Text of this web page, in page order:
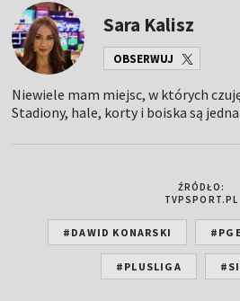
Sara Kalisz
OBSERWUJ
Niewiele mam miejsc, w których
Stadiony, hale, korty i boiska są
ŹRÓDŁO:
TVPSPORT.PL
#DAWID KONARSKI
#PLUSLIGA